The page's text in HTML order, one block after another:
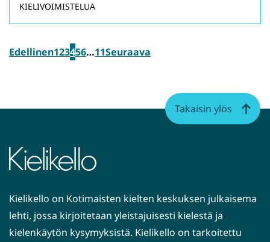
KIELIVOIMISTELUA
Edellinen123456…11Seuraava
Kielikello on Kotimaisten kielten keskuksen julkaisema
lehti, jossa kirjoitetaan yleistajuisesti kielestä ja
kielenkäytön kysymyksistä. Kielikello on tarkoitettu
Takaisin ylös